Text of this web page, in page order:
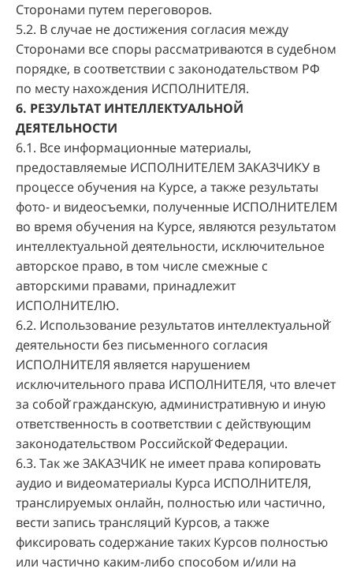
Сторонами путем переговоров.
5.2. В случае не достижения согласия между
Сторонами все споры рассматриваются в судебном
порядке, в соответствии с законодательством РФ
по месту нахождения ИСПОЛНИТЕЛЯ.
6. РЕЗУЛЬТАТ ИНТЕЛЛЕКТУАЛЬНОЙ
ДЕЯТЕЛЬНОСТИ
6.1. Все информационные материалы,
предоставляемые ИСПОЛНИТЕЛЕМ ЗАКАЗЧИКУ в
процессе обучения на Курсе, а также результаты
фото- и видеосъемки, полученные ИСПОЛНИТЕЛЕМ
во время обучения на Курсе, являются результатом
интеллектуальной деятельности, исключительное
авторское право, в том числе смежные с
авторскими правами, принадлежит
ИСПОЛНИТЕЛЮ.
6.2. Использование результатов интеллектуальной̆
деятельности без письменного согласия
ИСПОЛНИТЕЛЯ является нарушением
исключительного права ИСПОЛНИТЕЛЯ, что влечет
за собой̆ гражданскую, административную и иную
ответственность в соответствии с действующим
законодательством Российской̆ Федерации.
6.3. Так же ЗАКАЗЧИК не имеет права копировать
аудио и видеоматериалы Курса ИСПОЛНИТЕЛЯ,
транслируемых онлайн, полностью или частично,
вести запись трансляций Курсов, а также
фиксировать содержание таких Курсов полностью
или частично каким-либо способом и/или на